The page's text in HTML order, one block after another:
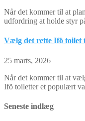
Når det kommer til at
udfordring at holde styr
Vælg det rette Ifö toilet
25 marts, 2026
Når det kommer til at
Ifö toiletter et populært va
Seneste indlæg